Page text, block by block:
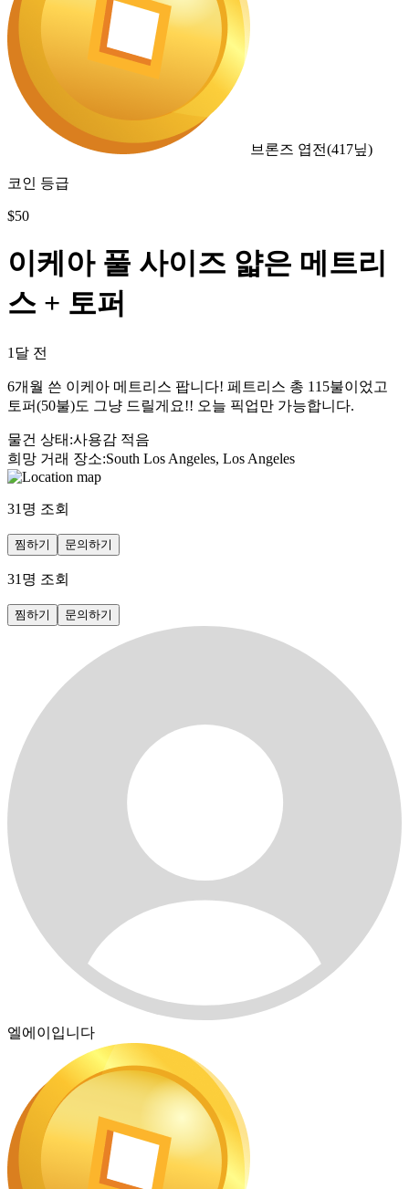
브론즈 엽전(417닢)
코인 등급
$50
이케아 풀 사이즈 얇은 메트리
스 + 토퍼
1달 전
6개월 쓴 이케아 메트리스 팝니다! 페트리스 총 115불이었고
토퍼(50불)도 그냥 드릴게요!! 오늘 픽업만 가능합니다.
물건 상태 :사용감 적음
희망 거래 장소:South Los Angeles, Los Angeles
31 명 조회
찜하기 문의하기
31 명 조회
찜하기 문의하기
엘에이입니다